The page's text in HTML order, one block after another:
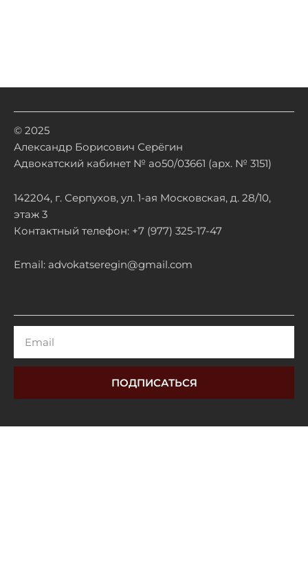
© 2025
Александр Борисович Серёгин
Адвокатский кабинет № ао50/03661 (арх. № 3151)
142204, г. Серпухов, ул. 1-ая Московская, д. 28/10,
этаж 3
Контактный телефон: +7 (977) 325-17-47
Email: advokatseregin@gmail.com
ПОДПИСАТЬСЯ